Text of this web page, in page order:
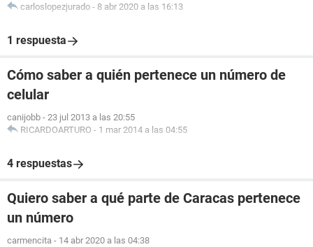
carloslopezjurado - 8 abr 2020 a las 16:13
1 respuesta
Cómo saber a quién pertenece un número de
celular
canijobb - 23 jul 2013 a las 20:55
RICARDOARTURO - 1 mar 2014 a las 04:55
4 respuestas
Quiero saber a qué parte de Caracas pertenece
un número
carmencita - 14 abr 2020 a las 04:38